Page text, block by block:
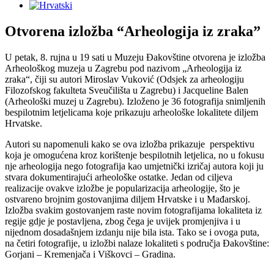
Otvorena izložba “Arheologija iz zraka”
U petak, 8. rujna u 19 sati u Muzeju Đakovštine otvorena je izložba
Arheološkog muzeja u Zagrebu pod nazivom „Arheologija iz
zraka“, čiji su autori Miroslav Vuković (Odsjek za arheologiju
Filozofskog fakulteta Sveučilišta u Zagrebu) i Jacqueline Balen
(Arheološki muzej u Zagrebu). Izloženo je 36 fotografija snimljenih
bespilotnim letjelicama koje prikazuju arheološke lokalitete diljem
Hrvatske.
Autori su napomenuli kako se ova izložba prikazuje perspektivu
koja je omogućena kroz korištenje bespilotnih letjelica, no u fokusu
nje arheologija nego fotografija kao umjetnički izričaj autora koji ju
stvara dokumentirajući arheološke ostatke. Jedan od ciljeva
realizacije ovakve izložbe je popularizacija arheologije, što je
ostvareno brojnim gostovanjima diljem Hrvatske i u Mađarskoj.
Izložba svakim gostovanjem raste novim fotografijama lokaliteta iz
regije gdje je postavljena, zbog čega je uvijek promjenjiva i u
nijednom dosadašnjem izdanju nije bila ista. Tako se i ovoga puta,
na četiri fotografije, u izložbi nalaze lokaliteti s područja Đakovštine:
Gorjani – Kremenjača i Viškovci – Gradina.